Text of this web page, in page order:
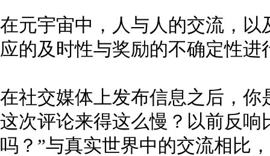
在元宇宙中，人与人的交流，
应的及时性与奖励的不确定性进
在社交媒体上发布信息之后，
这次评论来得这么慢？以前反
吗？”与真实世界中的交流相比